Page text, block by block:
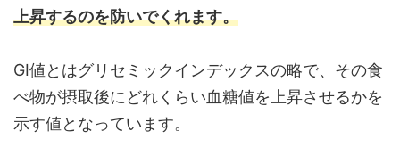
上昇するのを防いでくれます。
GI値とはグリセミックインデックスの略で、その食
べ物が摂取後にどれくらい血糖値を上昇させるかを
示す値となっています。